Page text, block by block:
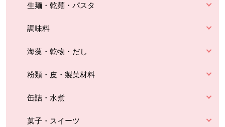
生麺・乾麺・パスタ
調味料
海藻・乾物・だし
粉類・皮・製菓材料
缶詰・水煮
菓子・スイーツ